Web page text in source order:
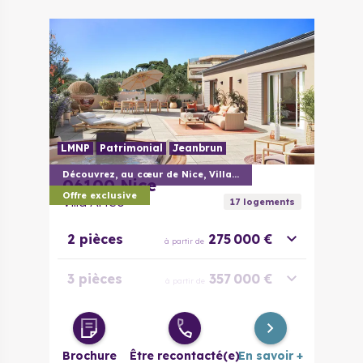
Découvrez, au cœur de Nice, Villa Arteo
Offre exclusive
LMNP Patrimonial Jeanbrun
06100 Nice
Villa Arteo 17logements
2 pièces à partir de 275 000 €
3 pièces à partir de 357 000 €
4 pièces à partir de 428 000 €
Brochure Être recontacté(e)En savoir +